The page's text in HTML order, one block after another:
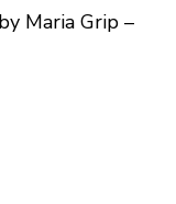
Maria Grip –